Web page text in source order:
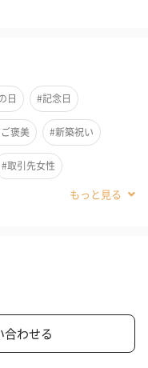
ズのセットをご用意い
ので、ギフトにもおす
日 #記念日
褒美 #新築祝い
#取引先女性
#部下男性 #娘
#60代
合わせる